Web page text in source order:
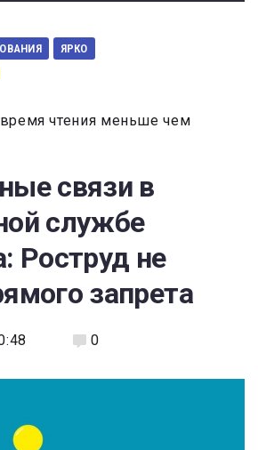
ЯРКО
чтения меньше чем
связи в
службе
Роструд не
запрета
0